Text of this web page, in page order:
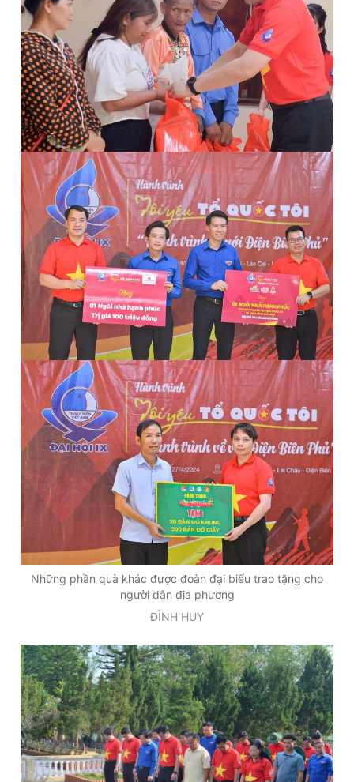
Những phần quà khác được đoàn đại biểu trao tặng cho
người dân địa phương
ĐÌNH HUY